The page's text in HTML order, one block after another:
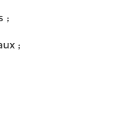
;
;